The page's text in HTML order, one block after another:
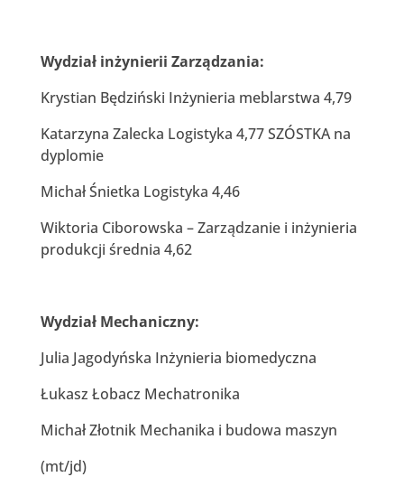
Wydział inżynierii Zarządzania:
Krystian Będziński Inżynieria meblarstwa 4,79
Katarzyna Zalecka Logistyka 4,77 SZÓSTKA na
dyplomie
Michał Śnietka Logistyka 4,46
Wiktoria Ciborowska – Zarządzanie i inżynieria
produkcji średnia 4,62
Wydział Mechaniczny:
Julia Jagodyńska Inżynieria biomedyczna
Łukasz Łobacz Mechatronika
Michał Złotnik Mechanika i budowa maszyn
(mt/jd)